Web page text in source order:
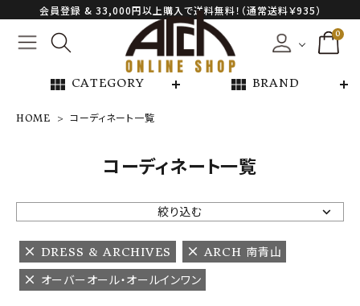
会員登録 & 33,000円以上購入で送料無料！（通常送料￥935）
0
view_module CATEGORY view_module BRAND
NEW ARRIVAL
ARCH EXCLUSIVE
BRAND
CATEGORY
HOME コーディネート一覧
コーディネート一覧
絞り込む
DRESS & ARCHIVES
ARCH 南青山
オーバーオール・オールインワン